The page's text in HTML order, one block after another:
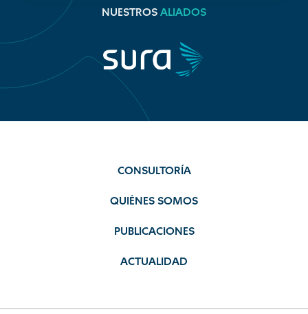
NUESTROS ALIADOS
CONSULTORÍA
QUIÉNES SOMOS
PUBLICACIONES
ACTUALIDAD